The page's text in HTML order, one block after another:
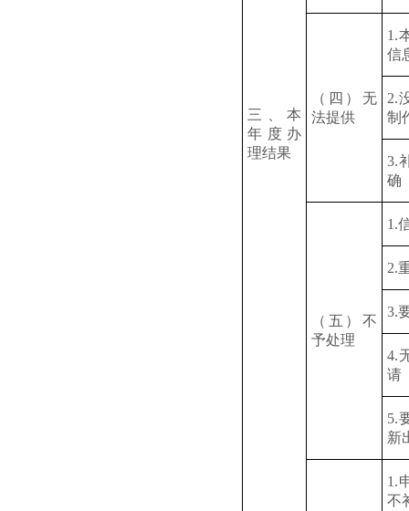
三、本
年度办
理结果
（四）无
法提供
1.
信
2.
制
3.
确
（五）不
予处理
1.
2.
3.
4.
请
5.
新
1.
不